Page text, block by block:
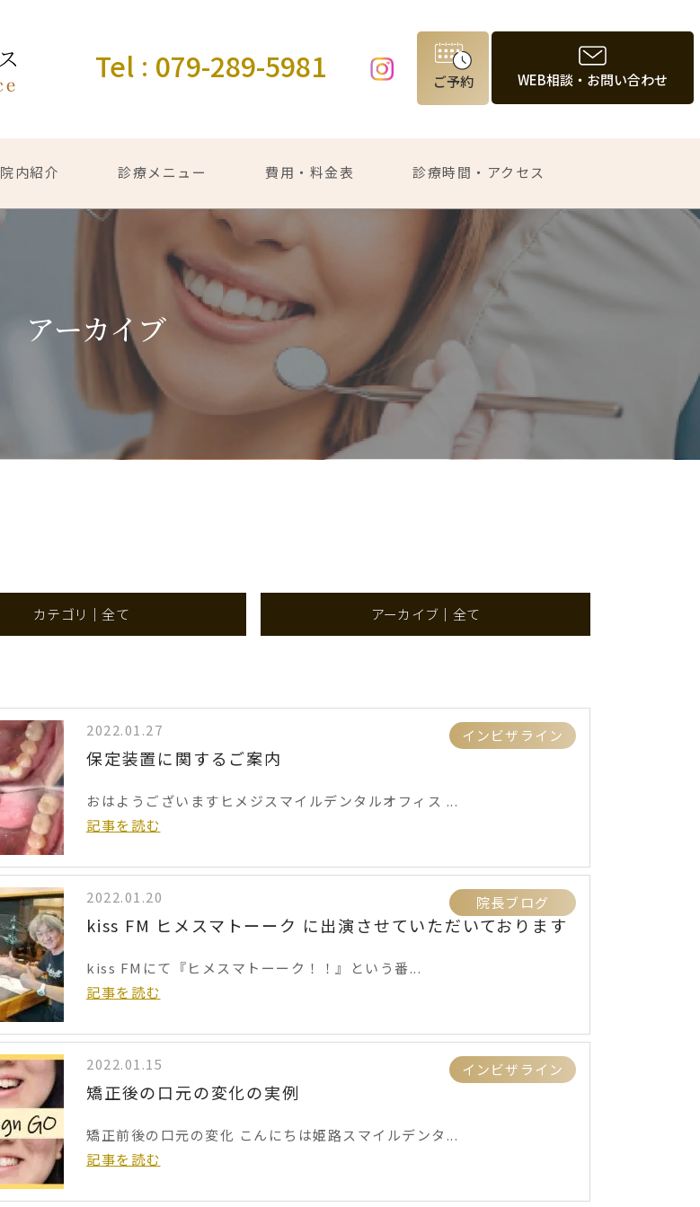
Tel ： 079-289-5981 ご予約 WEB相談・お問い合わせ
院内紹介 診療メニュー 費用・料金表 診療時間・アクセス
アーカイブ
カテゴリ｜全て アーカイブ｜全て
インビザライン
2022.01.27
保定装置に関するご案内
おはようございますヒメジスマイルデンタルオフィス ...
記事を読む
院長ブログ
2022.01.20
kiss FM ヒメスマトーーク に出演させていただいております
kiss FMにて『ヒメスマトーーク！！』という番...
記事を読む
インビザライン
2022.01.15
矯正後の口元の変化の実例
矯正前後の口元の変化 こんにちは姫路スマイルデンタ...
記事を読む